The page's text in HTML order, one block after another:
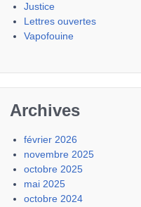
Justice
Lettres ouvertes
Vapofouine
Archives
février 2026
novembre 2025
octobre 2025
mai 2025
octobre 2024